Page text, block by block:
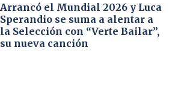
Arrancó el Mundial 2026 y Luca
Sperandio se suma a alentar a
la Selección con “Verte Bailar”,
su nueva canción